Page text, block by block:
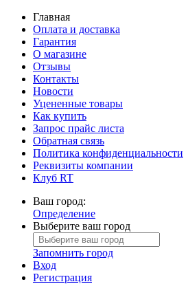
Главная
Оплата и доставка
Гарантия
О магазине
Отзывы
Контакты
Новости
Уцененные товары
Как купить
Запрос прайс листа
Обратная связь
Политика конфиденциальности
Реквизиты компании
Клуб RT
Ваш город:
Определение
Выберите ваш город
Запомнить город
Вход
Регистрация